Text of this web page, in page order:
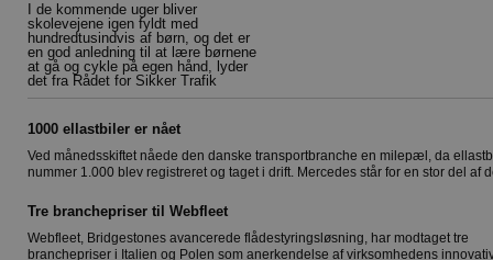
I de kommende uger bliver
skolevejene igen fyldt med
hundredtusindvis af børn, og det er
en god anledning til at lære børnene
at gå og cykle på egen hånd, lyder
det fra Rådet for Sikker Trafik
1000 ellastbiler er nået
Ved månedsskiftet nåede den danske transportbranche en milepæl, da
nummer 1.000 blev registreret og taget i drift. Mercedes står for en stor del af
Tre branchepriser til Webfleet
Webfleet, Bridgestones avancerede flådestyringsløsning, har modtaget tre
branchepriser i Italien og Polen som anerkendelse af virksomhedens